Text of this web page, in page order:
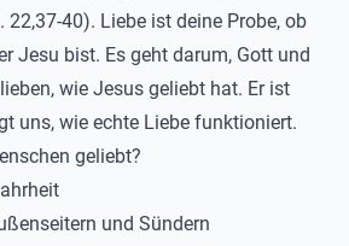
40). Liebe ist deine Probe, ob
Jesu bist. Es geht darum, Gott und
wie Jesus geliebt hat. Er ist
uns, wie echte Liebe funktioniert.
geliebt?
und Sündern